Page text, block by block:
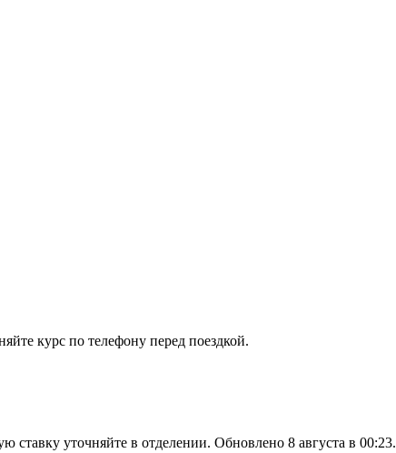
курс по телефону перед поездкой.
ставку уточняйте в отделении. Обновлено 8 августа в 00:23.